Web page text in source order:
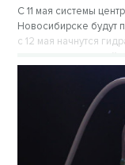
С 11 мая системы
Новосибирске будут
с 12 мая начнутся
отключения горячей
июля. Публикуем